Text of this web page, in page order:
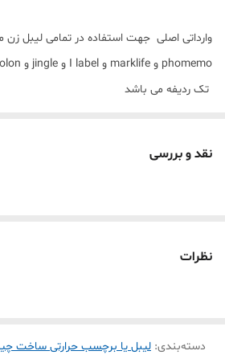
وارداتی اصلی جهت استفاده در تمامی لیبل زن
phomemo و marklife و I label و jingle و bixolon و غیره هست
تک ردیفه می باشد
نقد و بررسی
نظرات
دسته‌بندی: لیبل یا برچسب حرارتی ساخت